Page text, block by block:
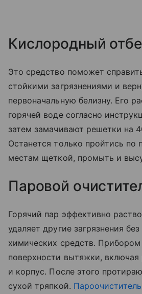
Кислородный
Это средство поможет
стойкими загрязнениями и
первоначальную белизну. Его
горячей воде согласно
затем замачивают решетки на
Останется только пройтись по
местам щеткой, промыть и
Паровой
Горячий пар эффективно
удаляет другие загрязнения
химических средств.
поверхности вытяжки,
и корпус. После этого
сухой тряпкой. Пароочиститель